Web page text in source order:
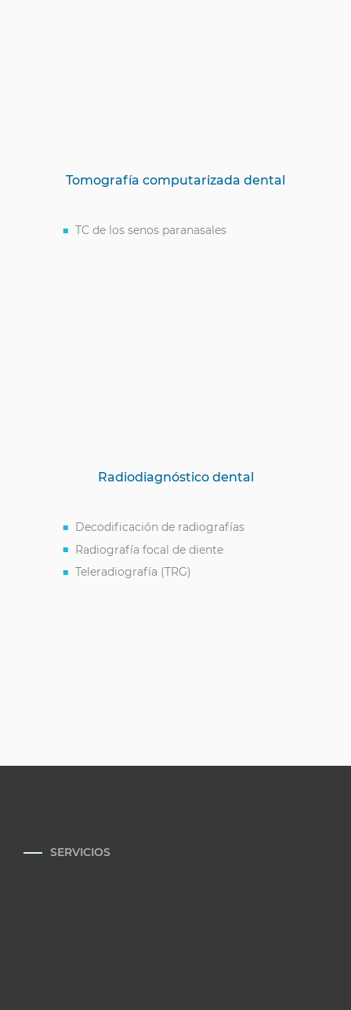
Tomografía computarizada dental
TC de los senos paranasales
Radiodiagnóstico dental
Decodificación de radiografías
Radiografía focal de diente
Teleradiografía (TRG)
SERVICIOS